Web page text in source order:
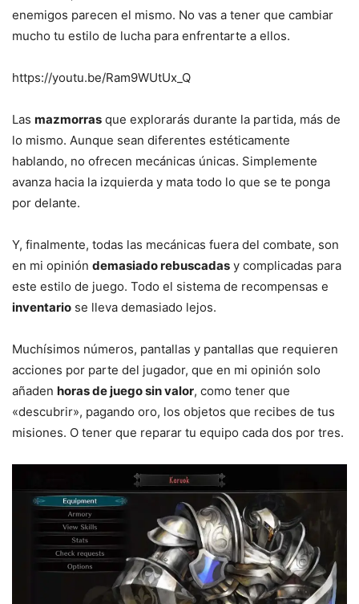
enemigos parecen el mismo. No vas a tener que cambiar
mucho tu estilo de lucha para enfrentarte a ellos.
https://youtu.be/Ram9WUtUx_Q
Las mazmorras que explorarás durante la partida, más de
lo mismo. Aunque sean diferentes estéticamente
hablando, no ofrecen mecánicas únicas. Simplemente
avanza hacia la izquierda y mata todo lo que se te ponga
por delante.
Y, finalmente, todas las mecánicas fuera del combate, son
en mi opinión demasiado rebuscadas y complicadas para
este estilo de juego. Todo el sistema de recompensas e
inventario se lleva demasiado lejos.
Muchísimos números, pantallas y pantallas que requieren
acciones por parte del jugador, que en mi opinión solo
añaden horas de juego sin valor, como tener que
«descubrir», pagando oro, los objetos que recibes de tus
misiones. O tener que reparar tu equipo cada dos por tres.